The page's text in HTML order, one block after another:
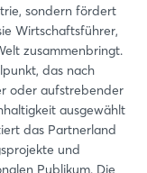
sondern fördert
Wirtschaftsführer,
zusammenbringt.
das nach
oder aufstrebender
ausgewählt
das Partnerland
und
Publikum. Die